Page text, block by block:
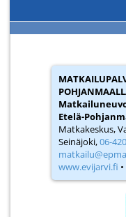
Etelä-
Matkakeskus,
Seinäjoki,06-
www.evijarvi.fi •